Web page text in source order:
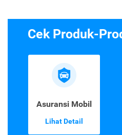
Cek Produk-
Asuransi Mobil
Lihat Detail